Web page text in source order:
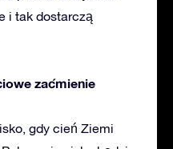
i tak dostarczą
zaćmienie
gdy cień Ziemi